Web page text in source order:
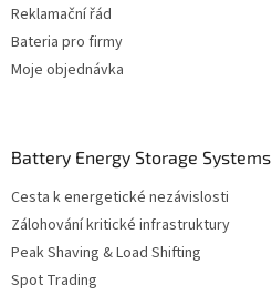
Reklamační řád
Bateria pro firmy
Moje objednávka
Battery Energy Storage Systems
Cesta k energetické nezávislosti
Zálohování kritické infrastruktury
Peak Shaving & Load Shifting
Spot Trading